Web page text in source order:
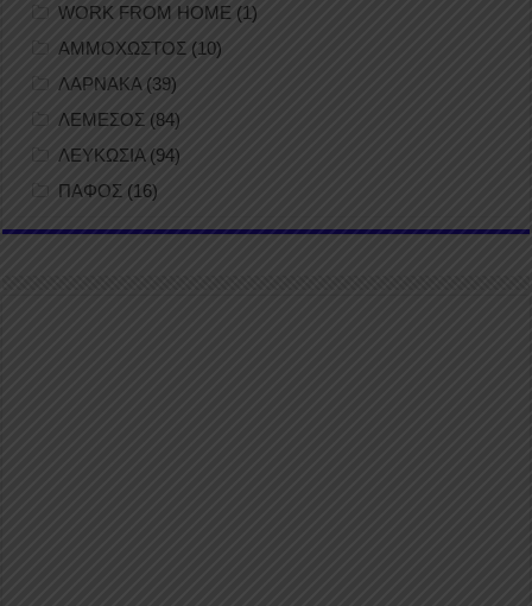
WORK FROM HOME (1)
ΑΜΜΟΧΩΣΤΟΣ (10)
ΛΑΡΝΑΚΑ (39)
ΛΕΜΕΣΟΣ (84)
ΛΕΥΚΩΣΙΑ(94)
ΠΑΦΟΣ (16)